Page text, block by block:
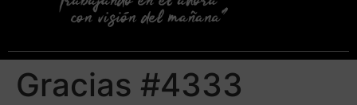
Gracias #4333